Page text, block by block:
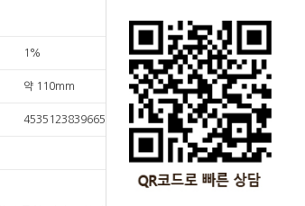
1%
약 110mm
4535123839665